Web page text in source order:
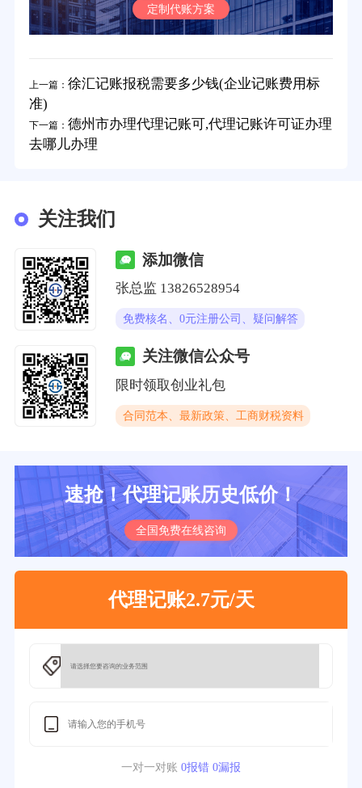
定制代账方案
上一篇： 徐汇记账报税需要多少钱(企业记账费用标
准)
下一篇： 德州市办理代理记账可,代理记账许可证办理
去哪儿办理
关注我们
添加微信
张总监 13826528954
免费核名、0元注册公司、疑问解答
关注微信公众号
限时领取创业礼包
合同范本、最新政策、工商财税资料
速抢！代理记账历史低价！
全国免费在线咨询
代理记账2.7元/天
一对一对账 0报错 0漏报